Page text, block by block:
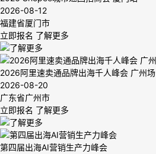
2026-08-12
福建省厦门市
立即报名 了解更多
2026阿里速卖通品牌出海千人峰会 广州场
2026-08-20
广东省广州市
立即报名 了解更多
第四届出海AI营销生产力峰会